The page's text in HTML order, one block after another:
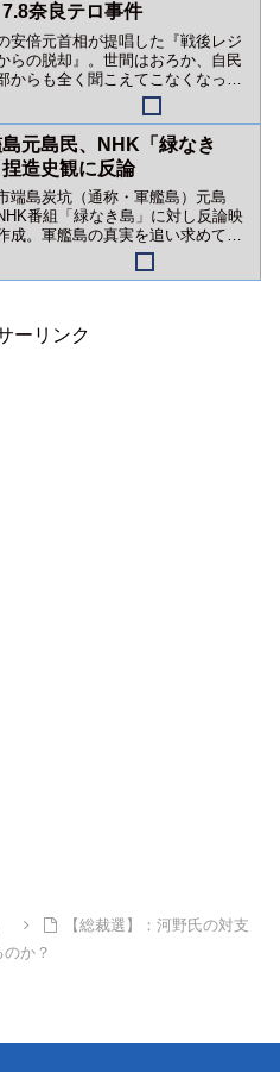
奈良テロ事件
安倍元首相が提唱した『戦後レジ
らの脱却』。世間はおろか、自民
からも全く聞こえてこなくなって
。暗殺から４年。日本は高市政権
速度的に属国固定化されようとし
す。元島民、NHK「緑なき
造史観に反論
端島炭坑（通称・軍艦島）元島
番組「緑なき島」に対し反論映
成。軍艦島の真実を追い求めて～
噓と戦い続ける元島民たち～
ーリンク
【総裁選】：河野氏の対支
か？